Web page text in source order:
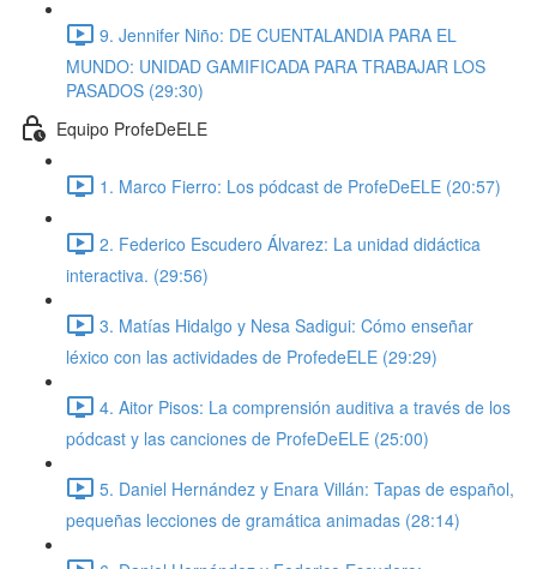
9. Jennifer Niño: DE CUENTALANDIA PARA EL
MUNDO: UNIDAD GAMIFICADA PARA TRABAJAR LOS
PASADOS (29:30)
Equipo ProfeDeELE
1. Marco Fierro: Los pódcast de ProfeDeELE (20:57)
2. Federico Escudero Álvarez: La unidad didáctica
interactiva. (29:56)
3. Matías Hidalgo y Nesa Sadigui: Cómo enseñar
léxico con las actividades de ProfedeELE (29:29)
4. Aitor Pisos: La comprensión auditiva a través de los
pódcast y las canciones de ProfeDeELE (25:00)
5. Daniel Hernández y Enara Villán: Tapas de español,
pequeñas lecciones de gramática animadas (28:14)